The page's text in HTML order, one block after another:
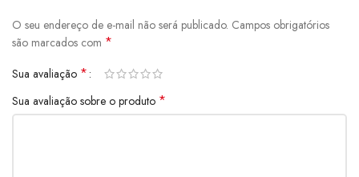
O seu endereço de e-mail não será publicado. Campos obrigatórios
são marcados com *
Sua avaliação *
Sua avaliação sobre o produto *